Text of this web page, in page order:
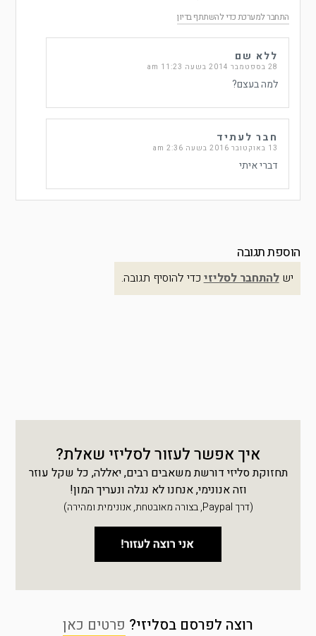
התחבר למערכת כדי להשתתף בדיון
ללא שם
28 בספטמבר 2014 בשעה 11:23 am
למה בעצם?
חבר לעתיד
13 באוקטובר 2016 בשעה 2:36 am
דברי איתי
הוספת תגובה
ישלהתחבר לסליזיכדי להוסיף תגובה.
איך אפשר לעזור לסליזי שאלת?
תחזוקת סליזי דורשת משאבים רבים, יאללה, כל שקל עוזר
וזה אנונימי, אנחנו לא נגלה ונעריך המון!
(דרך Paypal, בצורה מאובטחת, אנונימית ומהירה)
רוצה לפרסם בסליזי? פרטים כאן